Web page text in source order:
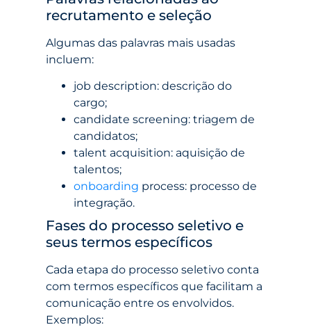
recrutamento e seleção
Algumas das palavras mais usadas
incluem:
job description: descrição do
cargo;
candidate screening: triagem de
candidatos;
talent acquisition: aquisição de
talentos;
onboarding process: processo de
integração.
Fases do processo seletivo e
seus termos específicos
Cada etapa do processo seletivo conta
com termos específicos que facilitam a
comunicação entre os envolvidos.
Exemplos: